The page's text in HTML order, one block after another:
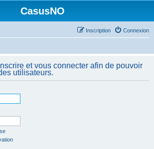
CasusNO
Connexion
Inscription
et vous connecter afin de pouvoir
utilisateurs.